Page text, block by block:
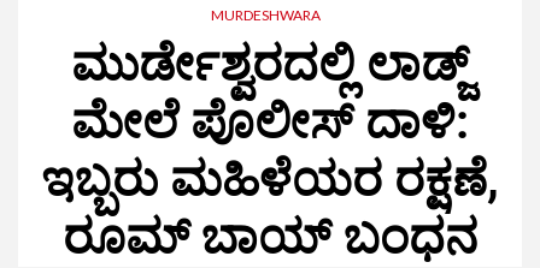
MURDESHWARA
ಮುರ್ಡೇಶ್ವರದಲ್ಲಿ ಲಾಡ್ಜ್
ಮೇಲೆ ಪೊಲೀಸ್ ದಾಳಿ:
ಇಬ್ಬರು ಮಹಿಳೆಯರ ರಕ್ಷಣೆ,
ರೂಮ್ ಬಾಯ್ ಬಂಧನ